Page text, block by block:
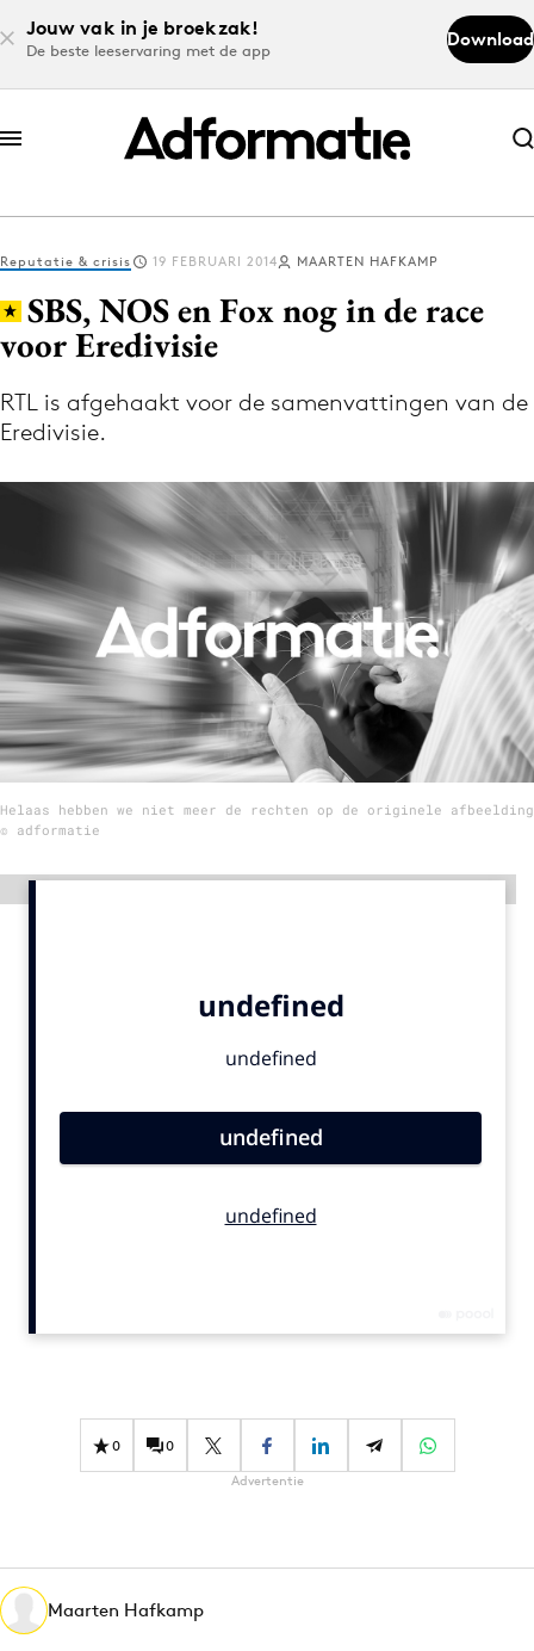
Jouw vak in je broekzak!
De beste leeservaring met de app
Download
Abonneer nu
Abonneer nu
Log in
Volg het laatste nieuws via de Adformatie
Menu
Home
9 sept: GenAI-training
12 nov: MarketingLive!
Adverteren
Events
Carriere
Design
Diversiteit
Effectiviteit
Martech
Media
Reputatie & crisis 19 FEBRUARI 2014 MAARTEN HAFKAMP
SBS, NOS en Fox nog in de race
voor Eredivisie
RTL is afgehaakt voor de samenvattingen van de
Eredivisie.
Helaas hebben we niet meer de rechten op de originele afbeelding
© adformatie
0 0
Advertentie
Maarten Hafkamp